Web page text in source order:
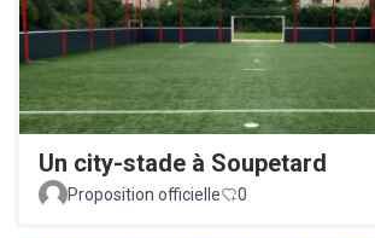
Un city-stade à Soupetard
Proposition officielle
0